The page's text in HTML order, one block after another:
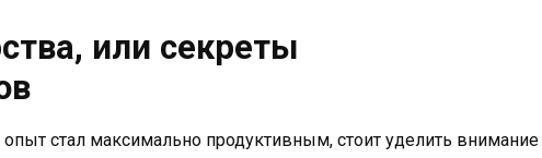
или секреты
стал максимально продуктивным, стоит уделить внимание